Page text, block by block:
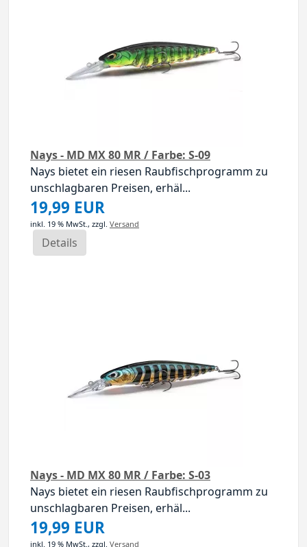
Nays - MD MX 80 MR / Farbe: S-09
Nays bietet ein riesen Raubfischprogramm zu
unschlagbaren Preisen, erhäl...
19,99 EUR
inkl. 19 % MwSt., zzgl. Versand
Details
Nays - MD MX 80 MR / Farbe: S-03
Nays bietet ein riesen Raubfischprogramm zu
unschlagbaren Preisen, erhäl...
19,99 EUR
inkl. 19 % MwSt., zzgl. Versand